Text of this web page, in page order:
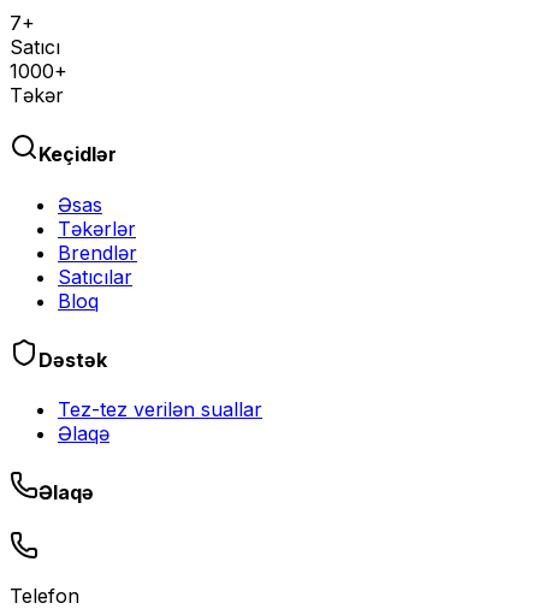
7+
Satıcı
1000+
Təkər
Keçidlər
Əsas
Təkərlər
Brendlər
Satıcılar
Bloq
Dəstək
Tez-tez verilən suallar
Əlaqə
Əlaqə
Telefon